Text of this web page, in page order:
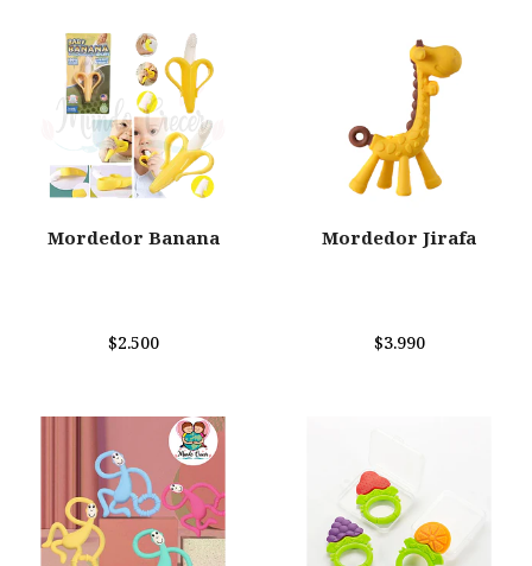
Mordedor Banana
$2.500
Mordedor Jirafa
$3.990